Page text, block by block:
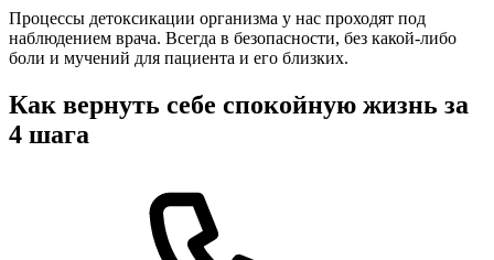
Процессы детоксикации организма у нас проходят под
наблюдением врача. Всегда в безопасности, без какой-либо
боли и мучений для пациента и его близких.
Как вернуть себе спокойную жизнь за
4 шага